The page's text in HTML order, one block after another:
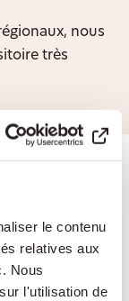
le contenu
relatives aux
Nous
l'utilisation de
nous
très